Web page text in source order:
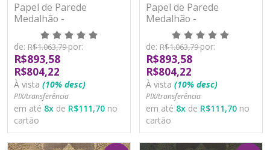
Papel de Parede
Medalhão -
Metropolitan Stories 3 -
AS391192 - Vinílico
de: R$1.063,79por:
R$893,58
R$804,22
À vista (10% desc)
PIX/transferência
em até 8x de R$111,70 no
cartão
Papel de Parede
Medalhão -
Metropolitan Stories 3 -
AS391193 - Vinílico
de: R$1.063,79por:
R$893,58
R$804,22
À vista (10% desc)
PIX/transferência
em até 8x de R$111,70 no
cartão